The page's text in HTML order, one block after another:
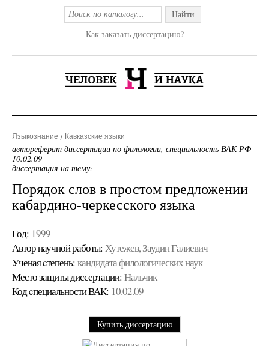
Найти
Как заказать диссертацию?
Языкознание Кавказские языки
автореферат диссертации по филологии, специальность ВАК РФ
10.02.09
диссертация на тему:
Порядок слов в простом предложении
кабардино-черкесского языка
Год: 1999
Автор научной работы: Хутежев, Заудин Галиевич
Ученая cтепень: кандидата филологических наук
Место защиты диссертации: Нальчик
Код cпециальности ВАК: 10.02.09
Купить диссертацию